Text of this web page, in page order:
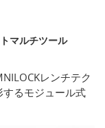
マルチツール
レンチテク
るモジュール式